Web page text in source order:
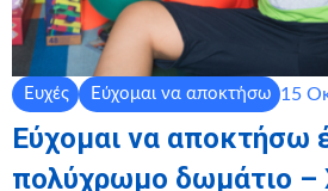
Ευχές Εύχομαι να αποκτήσω 15
Εύχομαι να αποκτήσω
πολύχρωμο δωμάτιο –